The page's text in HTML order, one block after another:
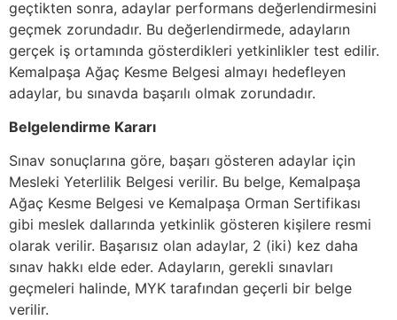
geçtikten sonra, adaylar performans değerlendirmesini
geçmek zorundadır. Bu değerlendirmede, adayların
gerçek iş ortamında gösterdikleri yetkinlikler test edilir.
Kemalpaşa Ağaç Kesme Belgesi almayı hedefleyen
adaylar, bu sınavda başarılı olmak zorundadır.
Belgelendirme Kararı
Sınav sonuçlarına göre, başarı gösteren adaylar için
Mesleki Yeterlilik Belgesi verilir. Bu belge, Kemalpaşa
Ağaç Kesme Belgesi ve Kemalpaşa Orman Sertifikası
gibi meslek dallarında yetkinlik gösteren kişilere resmi
olarak verilir. Başarısız olan adaylar, 2 (iki) kez daha
sınav hakkı elde eder. Adayların, gerekli sınavları
geçmeleri halinde, MYK tarafından geçerli bir belge
verilir.